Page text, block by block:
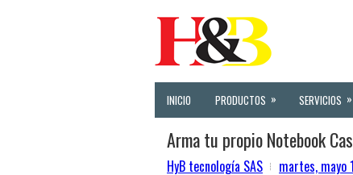
INICIO PRODUCTOS » SERVICIOS »
Arma tu propio Notebook
HyB tecnología SAS martes, mayo